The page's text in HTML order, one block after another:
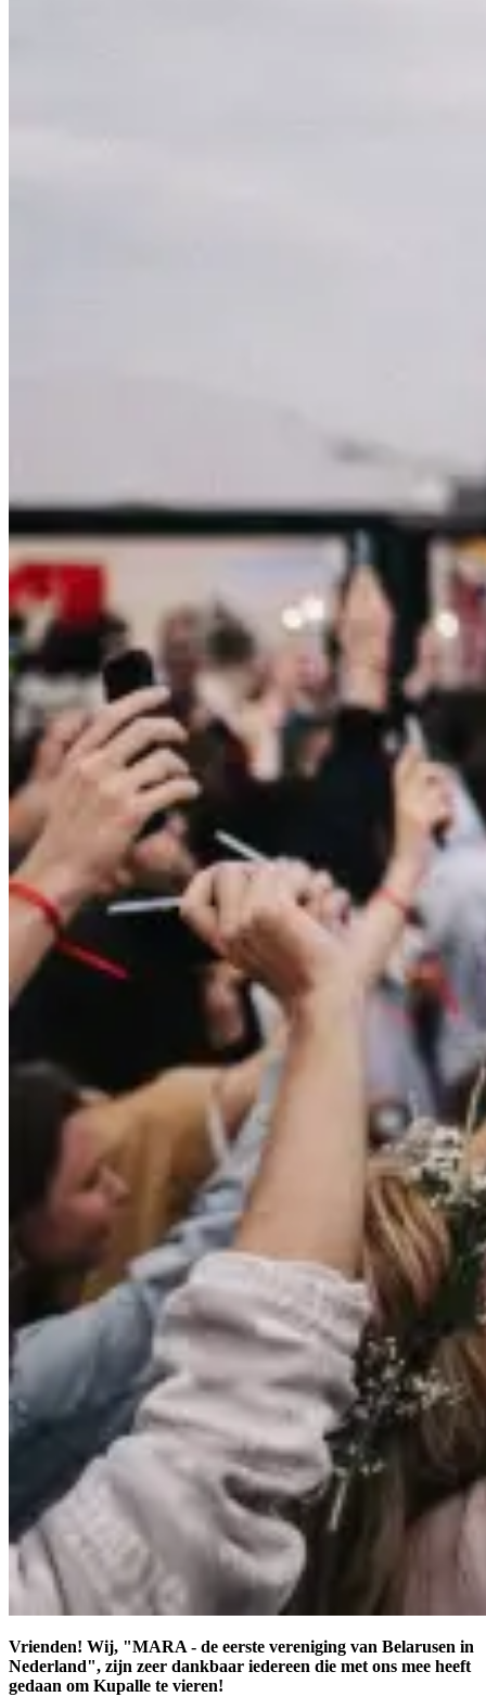
Vrienden! Wij, "MARA - de eerste vereniging van Belarusen in
Nederland", zijn zeer dankbaar iedereen die met ons mee heeft
gedaan om Kupalle te vieren!